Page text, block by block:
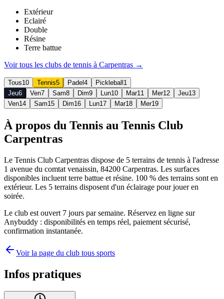
Extérieur
Eclairé
Double
Résine
Terre battue
Voir tous les clubs de tennis à Carpentras →
Tous10 Tennis5 Padel 4 Pickleball 1
Jeu6 Ven7 Sam8 Dim9 Lun10 Mar11 Mer12 Jeu13
Ven14 Sam15 Dim16 Lun17 Mar18 Mer19
À propos du Tennis au Tennis Club
Carpentras
Le Tennis Club Carpentras dispose de 5 terrains de tennis à l'adresse
1 avenue du comtat venaissin, 84200 Carpentras. Les surfaces
disponibles incluent terre battue et résine. 100 % des terrains sont en
extérieur. Les 5 terrains disposent d'un éclairage pour jouer en
soirée.
Le club est ouvert 7 jours par semaine. Réservez en ligne sur
Anybuddy : disponibilités en temps réel, paiement sécurisé,
confirmation instantanée.
Voir la page du club tous sports
Infos pratiques